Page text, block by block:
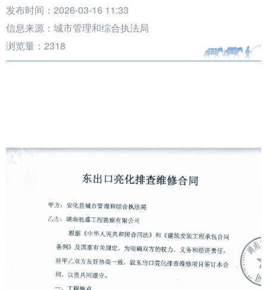
发布时间：2026-03-16 11:33
信息来源：城市管理和综合执法局
浏览量： 2318